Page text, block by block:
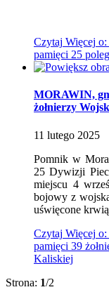
Czytaj Więcej
pamięci 25
MORAWIN,
żołnierzy
11 lutego 2025
Pomnik w
25 Dywizji
miejscu 4
bojowy z
uświęcone
Czytaj Więcej
pamięci 39
Kaliskiej
Strona: 1/2